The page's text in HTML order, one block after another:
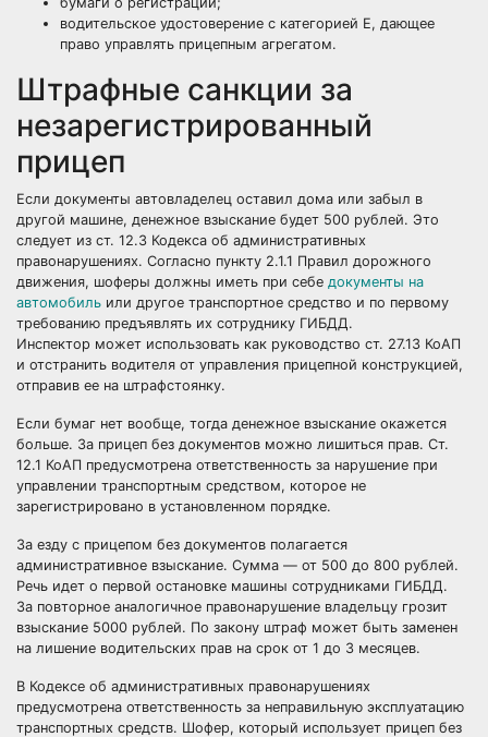
водительское удостоверение с категорией Е, дающее
право управлять прицепным агрегатом.
Штрафные санкции за
незарегистрированный
прицеп
Если документы автовладелец оставил дома или забыл в
другой машине, денежное взыскание будет 500 рублей. Это
следует из ст. 12.3 Кодекса об административных
правонарушениях. Согласно пункту 2.1.1 Правил дорожного
движения, шоферы должны иметь при себе документы на
автомобиль или другое транспортное средство и по первому
требованию предъявлять их сотруднику ГИБДД.
Инспектор может использовать как руководство ст. 27.13 КоАП
и отстранить водителя от управления прицепной конструкцией,
отправив ее на штрафстоянку.
Если бумаг нет вообще, тогда денежное взыскание окажется
больше. За прицеп без документов можно лишиться прав. Ст.
12.1 КоАП предусмотрена ответственность за нарушение при
управлении транспортным средством, которое не
зарегистрировано в установленном порядке.
За езду с прицепом без документов полагается
административное взыскание. Сумма — от 500 до 800 рублей.
Речь идет о первой остановке машины сотрудниками ГИБДД.
За повторное аналогичное правонарушение владельцу грозит
взыскание 5000 рублей. По закону штраф может быть заменен
на лишение водительских прав на срок от 1 до 3 месяцев.
В Кодексе об административных правонарушениях
предусмотрена ответственность за неправильную эксплуатацию
транспортных средств. Шофер, который использует прицеп без